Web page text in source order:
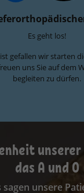
Es geht los!
gefallen wir starten
uns Sie auf dem
begleiten zu dürfen.
das A und O
sagen unsere